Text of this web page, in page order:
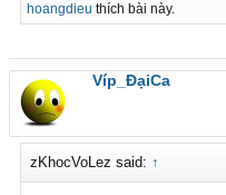
hoangdieu thích bài này.
Víp_ĐạiCa
zKhocVoLez said: ↑